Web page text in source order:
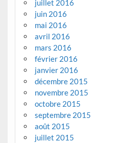
juillet 2016
juin 2016
mai 2016
avril 2016
mars 2016
février 2016
janvier 2016
décembre 2015
novembre 2015
octobre 2015
septembre 2015
août 2015
juillet 2015